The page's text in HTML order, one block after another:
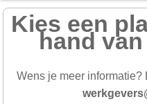
Kies een
hand
Wens je meer informatie?